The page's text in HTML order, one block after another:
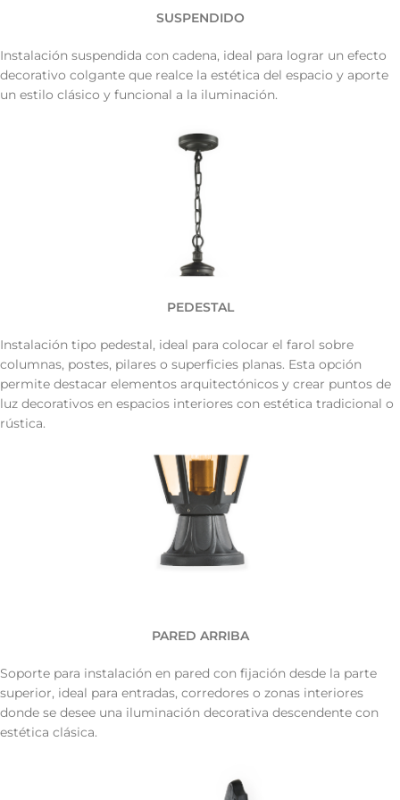
SUSPENDIDO
Instalación suspendida con cadena, ideal para lograr un efecto
decorativo colgante que realce la estética del espacio y aporte
un estilo clásico y funcional a la iluminación.
PEDESTAL
Instalación tipo pedestal, ideal para colocar el farol sobre
columnas, postes, pilares o superficies planas. Esta opción
permite destacar elementos arquitectónicos y crear puntos de
luz decorativos en espacios interiores con estética tradicional o
rústica.
PARED ARRIBA
Soporte para instalación en pared con fijación desde la parte
superior, ideal para entradas, corredores o zonas interiores
donde se desee una iluminación decorativa descendente con
estética clásica.